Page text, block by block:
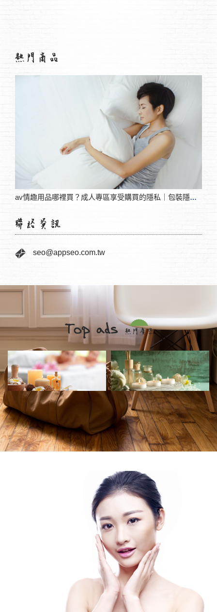
[創業]在搜尋結果第五頁待了3年，終於找了專業SEO優化公司 ...
seo@appseo.com.tw